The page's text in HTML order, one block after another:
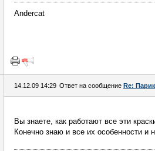
Andercat
14.12.09 14:29 Ответ на сообщение Re:
Вы знаете, как работают все эти
Конечно знаю и все их особенности и